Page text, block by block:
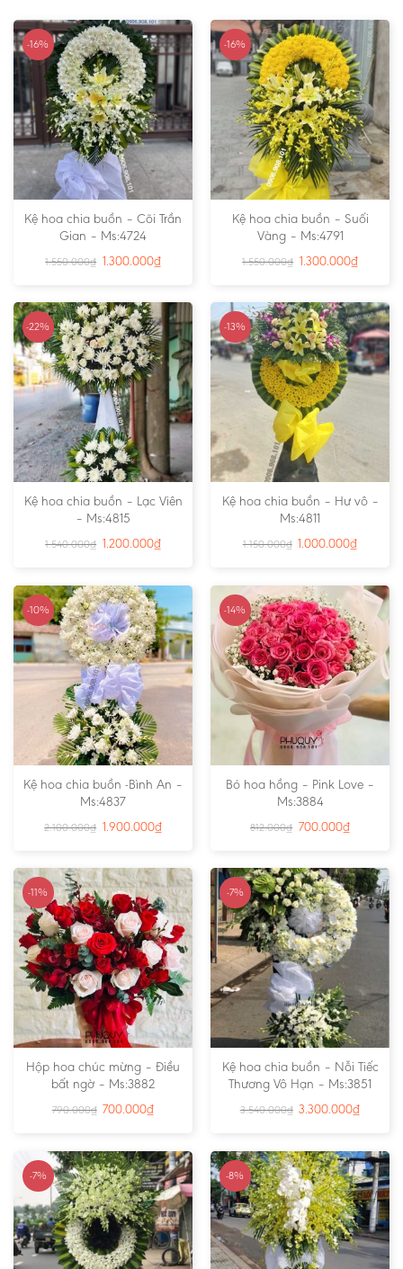
-16%
Kệ hoa chia buồn – Cõi Trần
Gian – Ms:4724
1.550.000₫ 1.300.000₫
-16%
Kệ hoa chia buồn – Suối
Vàng – Ms:4791
1.550.000₫ 1.300.000₫
-22%
Kệ hoa chia buồn – Lạc Viên
– Ms:4815
1.540.000₫ 1.200.000₫
-13%
Kệ hoa chia buồn – Hư vô –
Ms:4811
1.150.000₫ 1.000.000₫
-10%
Kệ hoa chia buồn -Bình An –
Ms:4837
2.100.000₫ 1.900.000₫
-14%
Bó hoa hồng – Pink Love –
Ms:3884
812.000₫ 700.000₫
-11%
Hộp hoa chúc mừng – Điều
bất ngờ – Ms:3882
790.000₫ 700.000₫
-7%
Kệ hoa chia buồn – Nỗi Tiếc
Thương Vô Hạn – Ms:3851
3.540.000₫ 3.300.000₫
-7% -8%